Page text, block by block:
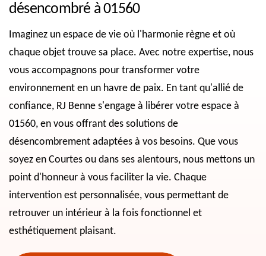
désencombré à 01560
Imaginez un espace de vie où l'harmonie règne et où
chaque objet trouve sa place. Avec notre expertise, nous
vous accompagnons pour transformer votre
environnement en un havre de paix. En tant qu'allié de
confiance, RJ Benne s'engage à libérer votre espace à
01560, en vous offrant des solutions de
désencombrement adaptées à vos besoins. Que vous
soyez en Courtes ou dans ses alentours, nous mettons un
point d'honneur à vous faciliter la vie. Chaque
intervention est personnalisée, vous permettant de
retrouver un intérieur à la fois fonctionnel et
esthétiquement plaisant.